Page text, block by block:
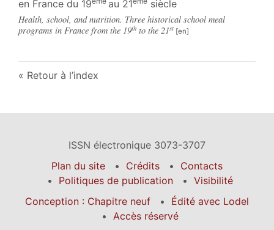
en France du 19
au 21 siècle
Health, school, and nutrition. Three historical school meal
programs in France from the 19th to the 21st
Retour à l’index
ISSN électronique 3073-3707
Plan du site
Crédits
Contacts
Politiques de publication
Visibilité
Conception : Chapitre neuf
Édité avec Lodel
Accès réservé